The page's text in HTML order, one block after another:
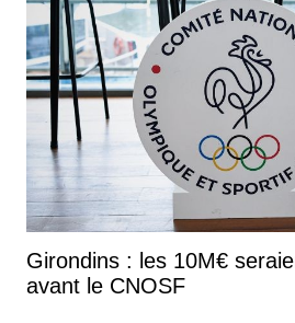
Girondins : les 10M€
avant le CNOSF